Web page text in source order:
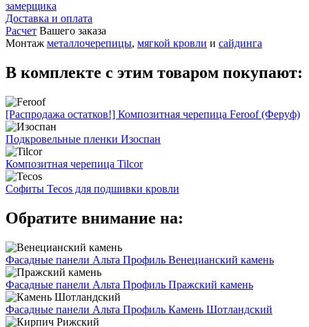
замерщика
Доставка и оплата
Расчет Вашего заказа
Монтаж металлочерепицы, мягкой кровли и сайдинга
В комплекте с этим товаром покупают:
[Распродажа остатков!] Композитная черепица Feroof (Феруф)
Подкровельные пленки Изоспан
Композитная черепица Tilcor
Софиты Tecos для подшивки кровли
Обратите внимание на:
Фасадные панели Альта Профиль Венецианский камень
Фасадные панели Альта Профиль Пражский камень
Фасадные панели Альта Профиль Камень Шотландский